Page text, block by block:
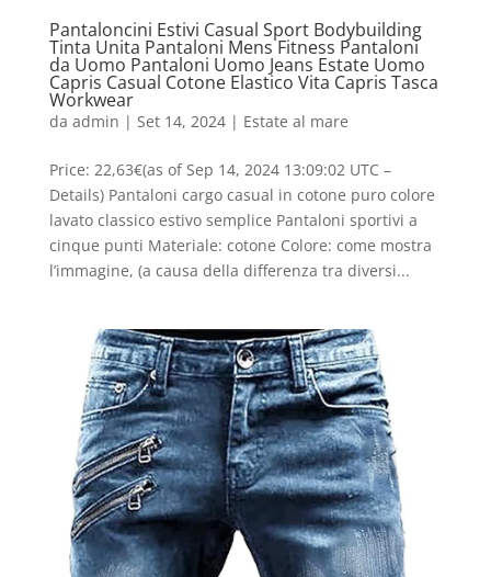
Pantaloncini Estivi Casual Sport Bodybuilding
Tinta Unita Pantaloni Mens Fitness Pantaloni
da Uomo Pantaloni Uomo Jeans Estate Uomo
Capris Casual Cotone Elastico Vita Capris Tasca
Workwear
da admin | Set 14, 2024| Estate al mare
Price: 22,63€(as of Sep 14, 2024 13:09:02 UTC –
Details) Pantaloni cargo casual in cotone puro colore
lavato classico estivo semplice Pantaloni sportivi a
cinque punti Materiale: cotone Colore: come mostra
l’immagine, (a causa della differenza tra diversi...